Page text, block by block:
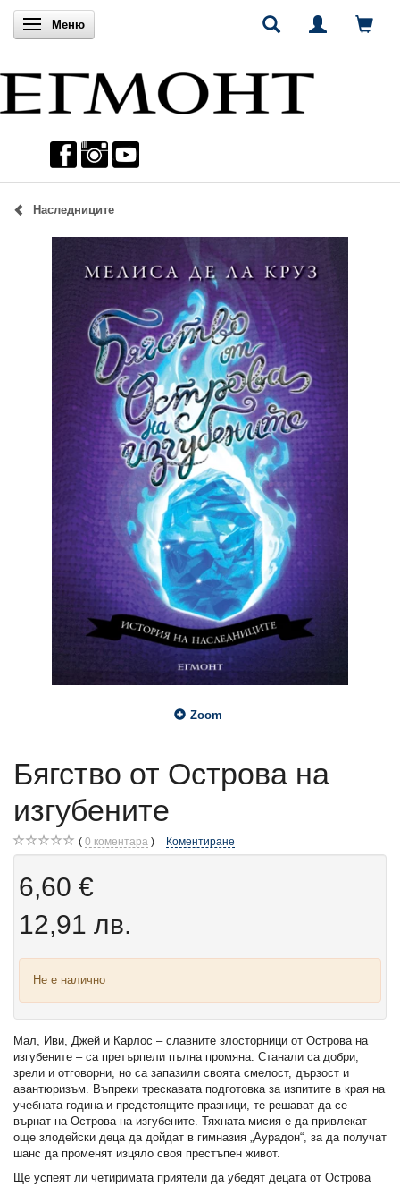
Включи навигацията
Меню
Наследниците
Zoom
Бягство от Острова на
изгубените
0 коментара Коментиране
6,60 €
12,91 лв.
Не е налично
Мал, Иви, Джей и Карлос – славните злосторници от Острова на
изгубените – са претърпели пълна промяна. Станали са добри,
зрели и отговорни, но са запазили своята смелост, дързост и
авантюризъм. Въпреки трескавата подготовка за изпитите в края на
учебната година и предстоящите празници, те решават да се
върнат на Острова на изгубените. Тяхната мисия е да привлекат
още злодейски деца да дойдат в гимназия „Аурадон“, за да получат
шанс да променят изцяло своя престъпен живот.
Ще успеят ли четиримата приятели да убедят децата от Острова